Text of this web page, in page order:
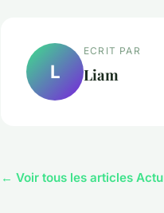
L
ECRIT PAR
Liam
← Voir tous les articles Actu